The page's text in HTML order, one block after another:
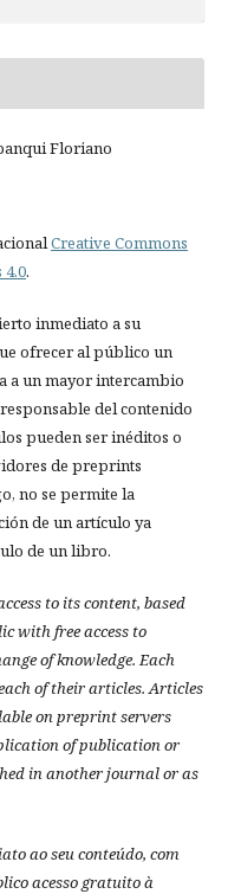
Floriano
Creative Commons
.
inmediato a su
ofrecer al público un
a un mayor intercambio
del contenido
pueden ser inéditos o
de preprints
no se permite la
de un artículo ya
de un libro.
to its content, based
with free access to
of knowledge. Each
of their articles. Articles
on preprint servers
of publication or
in another journal or as
ao seu conteúdo, com
acesso gratuito à